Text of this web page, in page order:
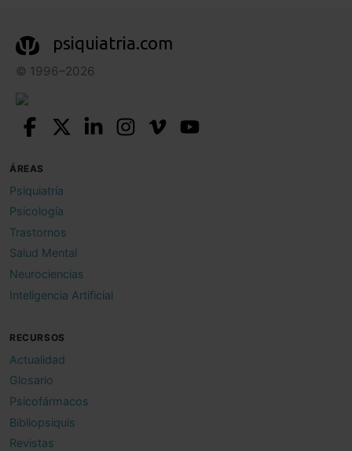
psiquiatria.com
© 1996–2026
ÁREAS
Psiquiatría
Psicología
Trastornos
Salud Mental
Neurociencias
Inteligencia Artificial
RECURSOS
Actualidad
Glosario
Psicofármacos
Bibliopsiquis
Revistas